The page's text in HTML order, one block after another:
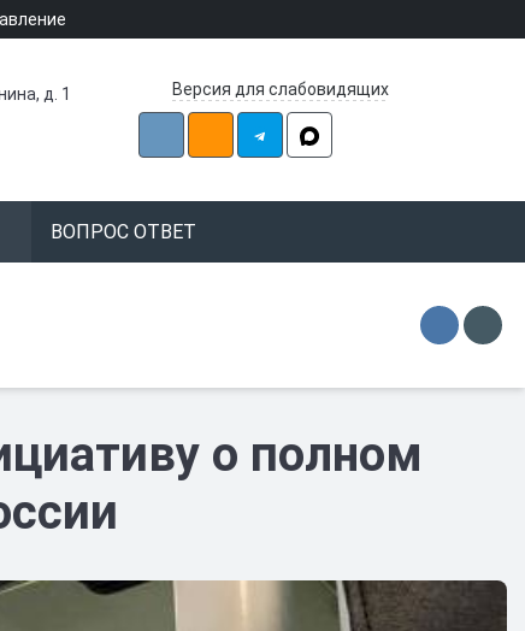
д. 1
Версия для слабовидящих
ВОПРОС ОТВЕТ
о полном